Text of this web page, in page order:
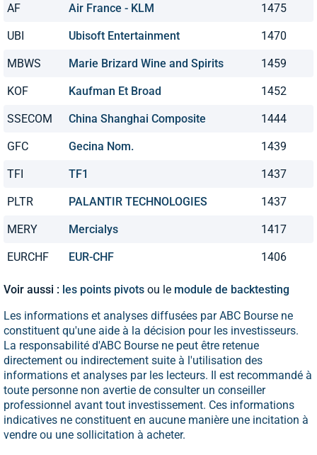
AF Air France - KLM 1475
UBI Ubisoft Entertainment 1470
MBWS Marie Brizard Wine and Spirits 1459
KOF Kaufman Et Broad 1452
SSECOM China Shanghai Composite 1444
GFC Gecina Nom. 1439
TFI TF1 1437
PLTR PALANTIR TECHNOLOGIES 1437
MERY Mercialys 1417
EURCHF EUR-CHF 1406
Voir aussi : les points pivots ou le module de backtesting
Les informations et analyses diffusées par ABC Bourse ne
constituent qu'une aide à la décision pour les investisseurs.
La responsabilité d'ABC Bourse ne peut être retenue
directement ou indirectement suite à l'utilisation des
informations et analyses par les lecteurs. Il est recommandé à
toute personne non avertie de consulter un conseiller
professionnel avant tout investissement. Ces informations
indicatives ne constituent en aucune manière une incitation à
vendre ou une sollicitation à acheter.